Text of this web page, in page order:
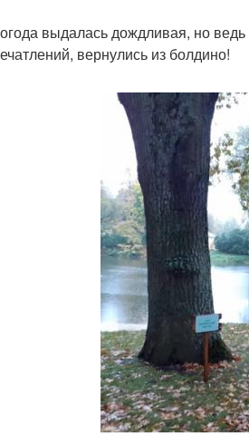
выдалась дождливая, но
вернулись из болдино!